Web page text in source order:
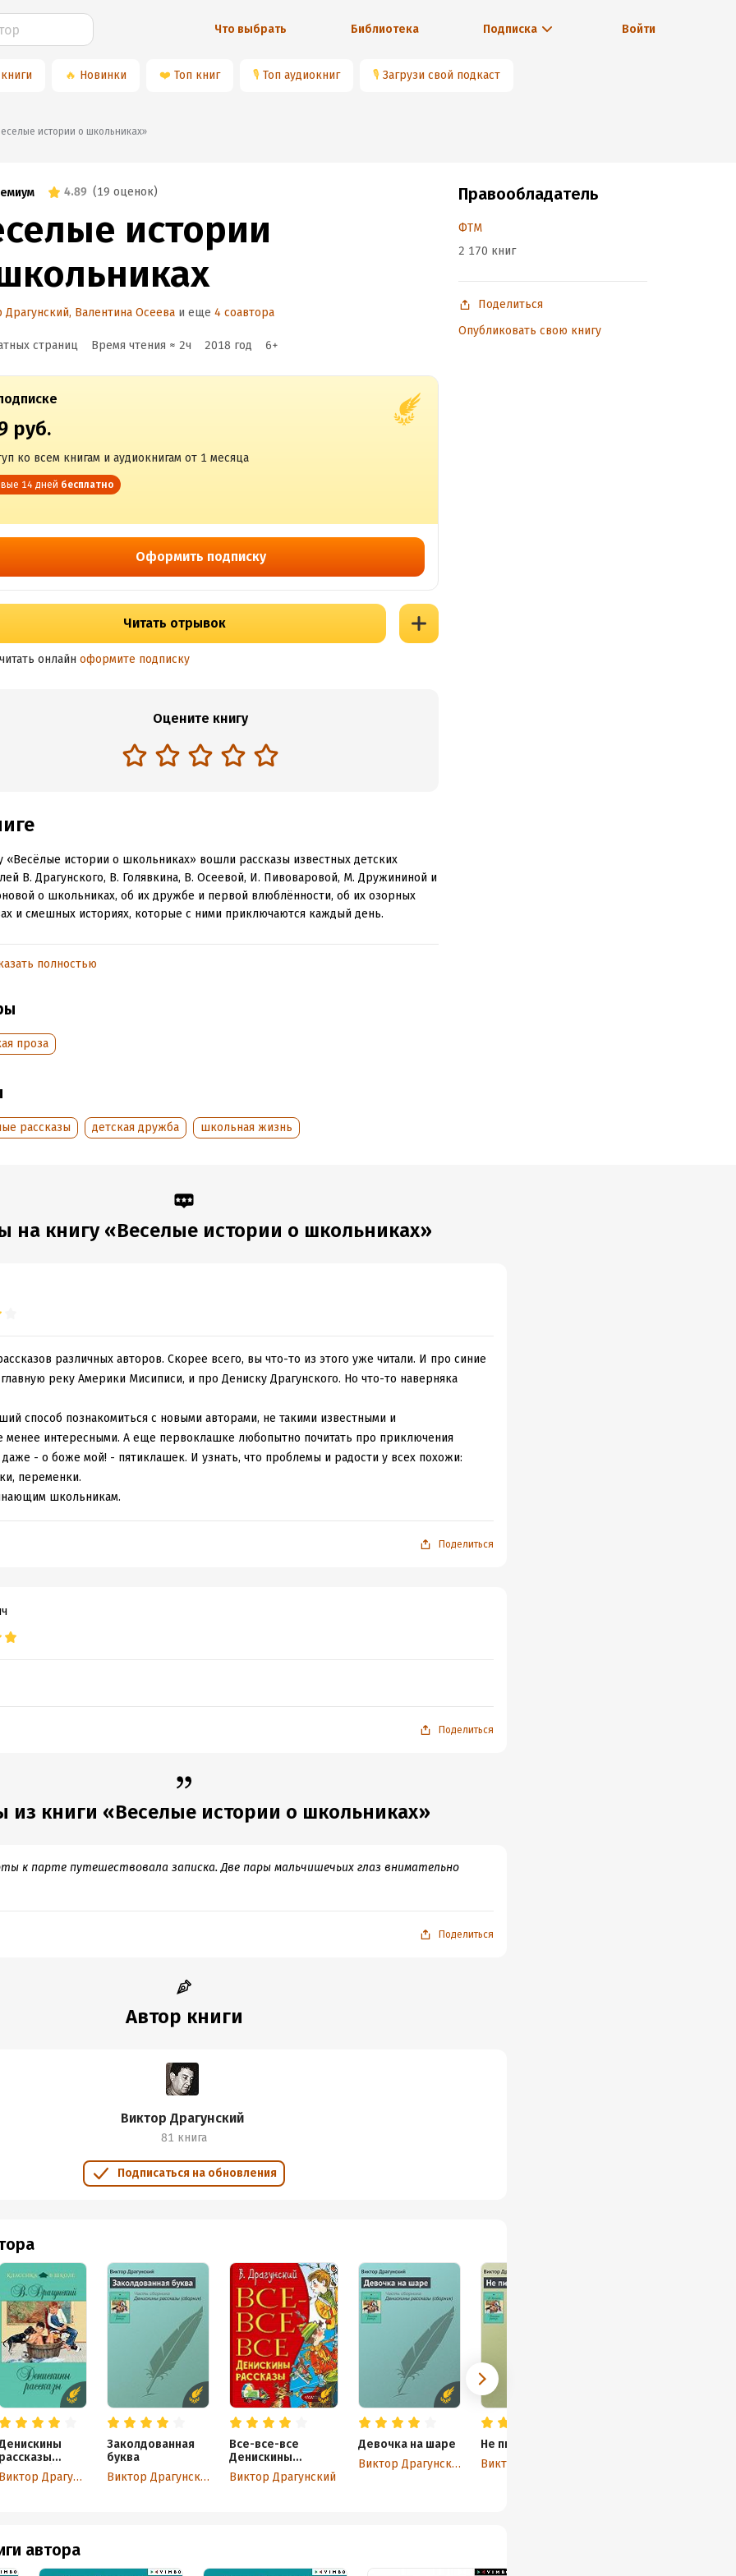
Что выбрать Библиотека Подписка Войти
🔥 Новинки ❤️ Топ книг 🎙 Топ аудиокниг 🎙 Загрузи свой подкаст
истории о школьниках»
4.89 (19 оценок)
истории
Драгунский, Валентина Осеева и еще 4 соавтора
страниц Время чтения ≈ 2ч 2018 год 6+
руб.
ко всем книгам и аудиокнигам от 1 месяца
14 дней бесплатно
Оформить подписку
Читать отрывок
онлайн оформите подписку
Оцените книгу
«Весёлые истории о школьниках» вошли рассказы известных детских
В. Драгунского, В. Голявкина, В. Осеевой, И. Пивоваровой, М. Дружининой и
о школьниках, об их дружбе и первой влюблённости, об их озорных
и смешных историях, которые с ними приключаются каждый день.
104061
полностью
проза
рассказы детская дружба школьная жизнь
Правообладатель
ФТМ
2 170 книг
Поделиться
Опубликовать свою книгу
на книгу «Веселые истории о школьниках»
различных авторов. Скорее всего, вы что-то из этого уже читали. И про синие
реку Америки Мисиписи, и про Дениску Драгунского. Но что-то наверняка
способ познакомиться с новыми авторами, не такими известными и
менее интересными. А еще первоклашке любопытно почитать про приключения
даже - о боже мой! - пятиклашек. И узнать, что проблемы и радости у всех похожи:
переменки.
школьникам.
Поделиться
Поделиться
из книги «Веселые истории о школьниках»
к парте путешествовала записка. Две пары мальчишечьих глаз внимательно
Поделиться
Автор книги
Виктор Драгунский
81 книга
Подписаться на обновления
рассказы
(сборник)
Виктор Драгунский
Заколдованная
буква
Виктор Драгунский
Все-все-все
Денискины
рассказы
Виктор Драгунский
Девочка на шаре
Виктор Драгунский
Не пиф, не паф!
автора